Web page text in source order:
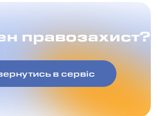
правозахист?
в сервіс